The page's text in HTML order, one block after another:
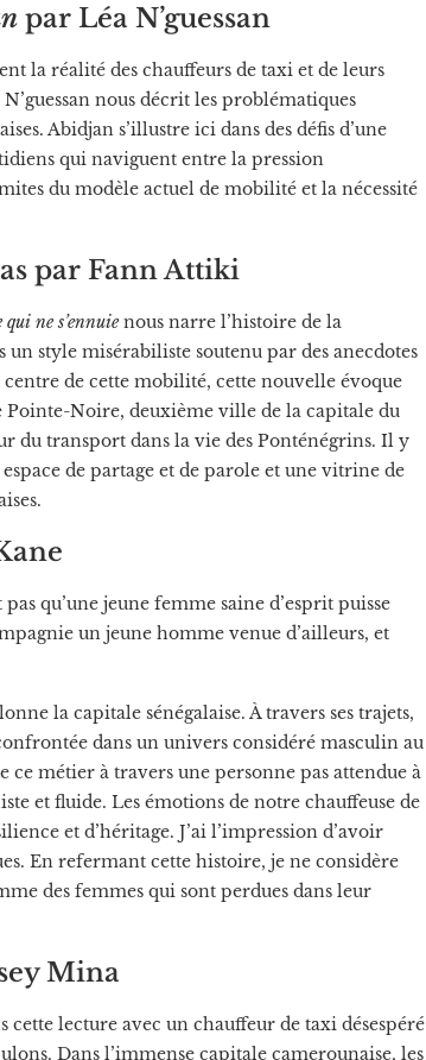
par Léa N’guessan
la réalité des chauffeurs de taxi et de leurs
nous décrit les problématiques
Abidjan s’illustre ici dans des défis d’une
qui naviguent entre la pression
du modèle actuel de mobilité et la nécessité
par Fann Attiki
ne s’ennuienous narre l’histoire de la
style misérabiliste soutenu par des anecdotes
de cette mobilité, cette nouvelle évoque
Pointe-Noire, deuxième ville de la capitale du
du transport dans la vie des Ponténégrins. Il y
de partage et de parole et une vitrine de
qu’une jeune femme saine d’esprit puisse
un jeune homme venue d’ailleurs, et
la capitale sénégalaise. À travers ses trajets,
dans un univers considéré masculin au
métier à travers une personne pas attendue à
et fluide. Les émotions de notre chauffeuse de
et d’héritage. J’ai l’impression d’avoir
En refermant cette histoire, je ne considère
des femmes qui sont perdues dans leur
Mina
lecture avec un chauffeur de taxi désespéré
Dans l’immense capitale camerounaise, les